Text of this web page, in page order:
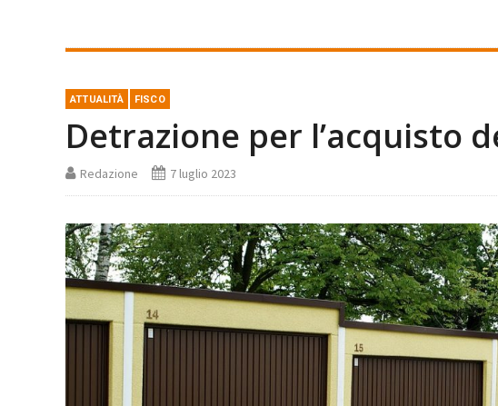
ATTUALITÀ FISCO
Detrazione per l’acquisto
Redazione 7 luglio 2023